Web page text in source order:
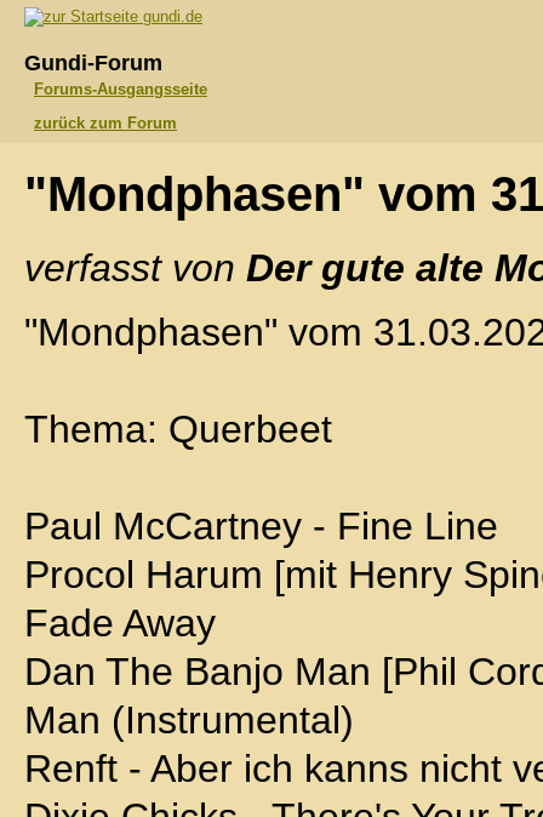
gundi.de
Gundi-Forum
Forums-Ausgangsseite
zurück zum Forum
"Mondphasen" vom
verfasst von Der gute alte
"Mondphasen" vom
Thema: Querbeet
Paul McCartney - Fine Line
Procol Harum [mit Henry
Fade Away
Dan The Banjo Man [Phil
Man (Instrumental)
Renft - Aber ich kanns nicht